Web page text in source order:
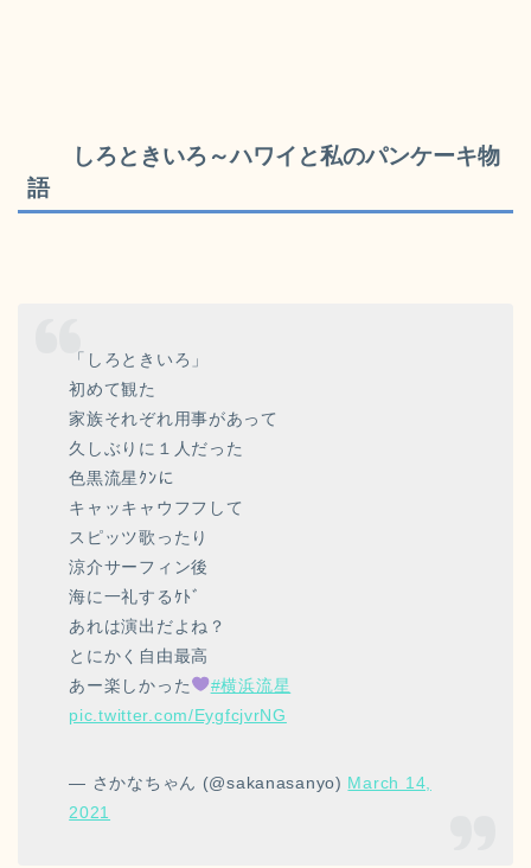
しろときいろ～ハワイと私のパンケーキ物
語
「しろときいろ」
初めて観た
家族それぞれ用事があって
久しぶりに１人だった
色黒流星ｸﾝに
キャッキャウフフして
スピッツ歌ったり
涼介サーフィン後
海に一礼するｹﾄﾞ
あれは演出だよね？
とにかく自由最高
あー楽しかった
#横浜流星
pic.twitter.com/EygfcjvrNG
— さかなちゃん (@sakanasanyo) March 14,
2021